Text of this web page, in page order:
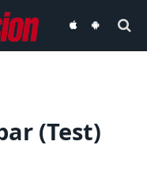
audiovisionaudiovision
(Test)